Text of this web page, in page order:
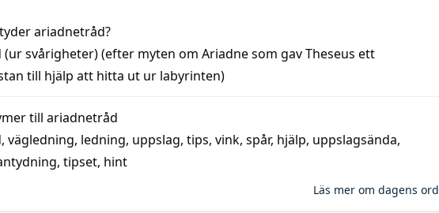
ariadnetråd?
(ur svårigheter) (efter myten om Ariadne som gav Theseus ett
till hjälp att hitta ut ur labyrinten)
till ariadnetråd
, vägledning, ledning, uppslag, tips, vink, spår, hjälp, uppslagsända,
tipset, hint
Läs mer om dagens ord